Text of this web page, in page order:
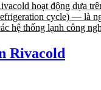
hoạt động dựa
cycle) — là
hệ thống lạnh công
Rivacold